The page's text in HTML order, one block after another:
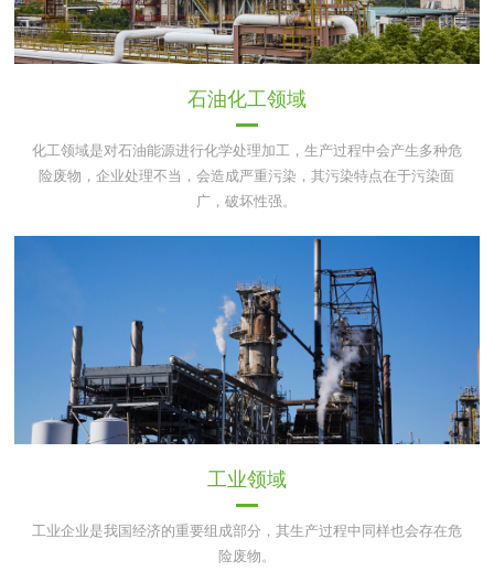
石油化工领域
化工领域是对石油能源进行化学处理加工，生产过程中会产生多种危
险废物，企业处理不当，会造成严重污染，其污染特点在于污染面
广，破坏性强。
工业领域
工业企业是我国经济的重要组成部分，其生产过程中同样也会存在危
险废物。